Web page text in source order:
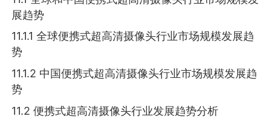
展趋势
11.1.1 全球便携式超高清摄像头行业市场规模发展趋
势
11.1.2 中国便携式超高清摄像头行业市场规模发展趋
势
11.2 便携式超高清摄像头行业发展趋势分析